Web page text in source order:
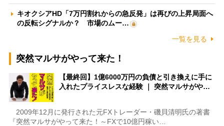
キオクシアHD「7万円割れからの急反発」は再びの上昇局面へ
の反転シグナルか？ 市場のムー…
一覧を見る
突然マルサがやって来た！
【最終回】1億6000万円の負債と引き換えに手に
入れたプライスレスな経験 ｜ 突然マルサがや…
2009年12月に発行された元FXトレーダー・磯貝清明氏の著書
『突然マルサがやって来た！～FXで10億円稼い…